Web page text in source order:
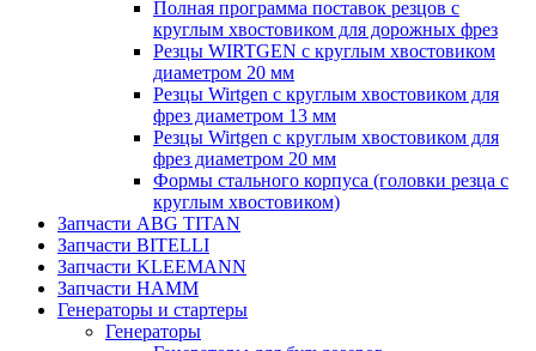
Полная программа поставок резцов с
круглым хвостовиком для дорожных фрез
Резцы WIRTGEN с круглым хвостовиком
диаметром 20 мм
Резцы Wirtgen с круглым хвостовиком для
фрез диаметром 13 мм
Резцы Wirtgen с круглым хвостовиком для
фрез диаметром 20 мм
Формы стального корпуса (головки резца с
круглым хвостовиком)
Запчасти ABG TITAN
Запчасти BITELLI
Запчасти KLEEMANN
Запчасти HAMM
Генераторы и стартеры
Генераторы